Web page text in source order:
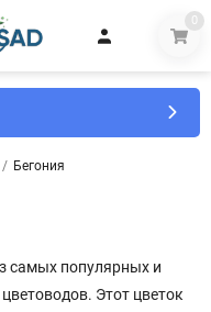
0
/ Бегония
самых популярных и
Этот цветок